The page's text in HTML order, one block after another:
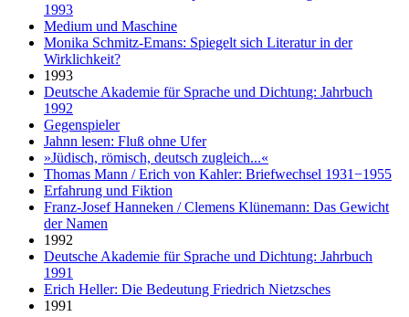
1993
Medium und Maschine
Monika Schmitz-Emans: Spiegelt sich Literatur in der
Wirklichkeit?
1993
Deutsche Akademie für Sprache und Dichtung: Jahrbuch
1992
Gegenspieler
Jahnn lesen: Fluß ohne Ufer
»Jüdisch, römisch, deutsch zugleich...«
Thomas Mann / Erich von Kahler: Briefwechsel 1931−1955
Erfahrung und Fiktion
Franz-Josef Hanneken / Clemens Klünemann: Das Gewicht
der Namen
1992
Deutsche Akademie für Sprache und Dichtung: Jahrbuch
1991
Erich Heller: Die Bedeutung Friedrich Nietzsches
1991